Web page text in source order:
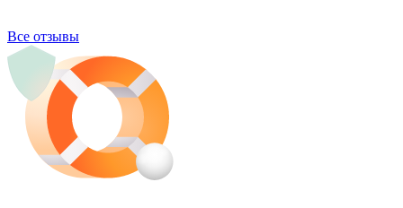
Все отзывы